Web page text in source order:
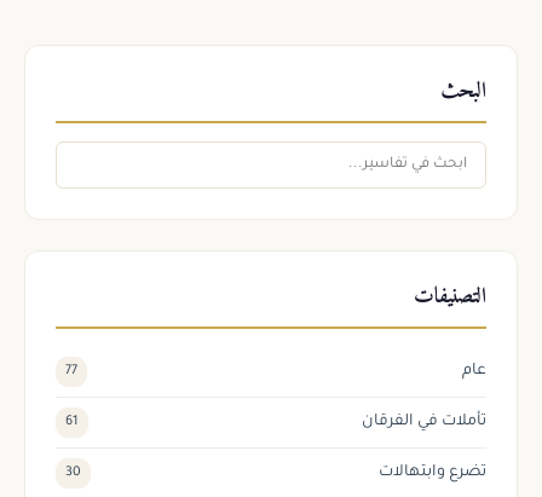
البحث
التصنيفات
عام 77
تأملات في الفرقان 61
تضرع وابتهالات 30